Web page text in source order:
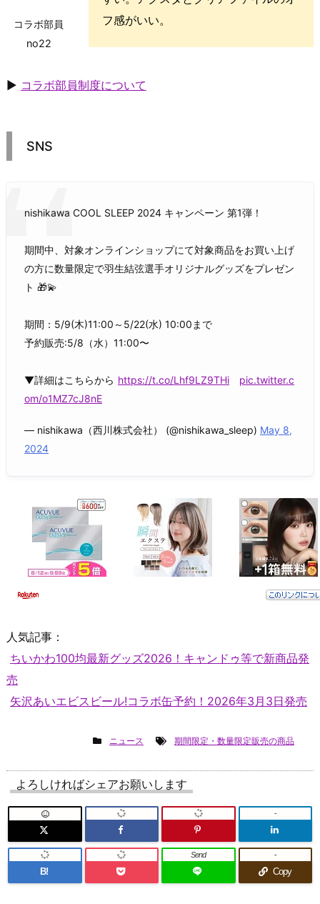
コラボ部員
no22
フ感がいい。
▶ コラボ部員制度について
SNS
nishikawa COOL SLEEP 2024 キャンペーン 第1弾！
期間中、対象オンラインショップにて対象商品をお買い上げ
の方に数量限定で羽生結弦選手オリジナルグッズをプレゼン
ト 🎁💫
期間：5/9(木)11:00～5/22(水) 10:00まで
予約販売:5/8（水）11:00〜
▼詳細はこちらから https://t.co/Lhf9LZ9THi
pic.twitter.c
om/o1MZ7cJ8nE
— nishikawa（西川株式会社） (@nishikawa_sleep) May 8,
2024
人気記事：
ちいかわ100均最新グッズ2026！キャンドゥ等で新商品発
売
矢沢あいエビスビール!コラボ缶予約！2026年3月3日発売
ニュース 期間限定・数量限定販売の商品
よろしければシェアお願いします
-
B!
Send
Copy
-